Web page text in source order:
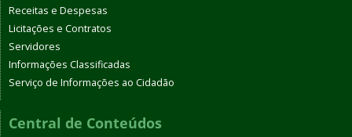
Receitas e Despesas
Licitações e Contratos
Servidores
Informações Classificadas
Serviço de Informações ao Cidadão
Central de Conteúdos